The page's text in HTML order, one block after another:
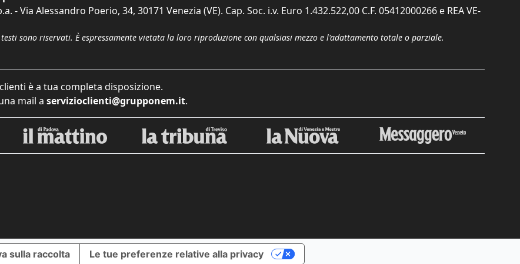
- Via Alessandro Poerio, 34, 30171 Venezia (VE). Cap. Soc. i.v. Euro 1.432.522,00 C.F. 05412000266 e REA VE-
sono riservati. È espressamente vietata la loro riproduzione con qualsiasi mezzo e l'adattamento totale o parziale.
è a tua completa disposizione.
mail a servizioclienti@grupponem.it.
sulla raccolta Le tue preferenze relative alla privacy